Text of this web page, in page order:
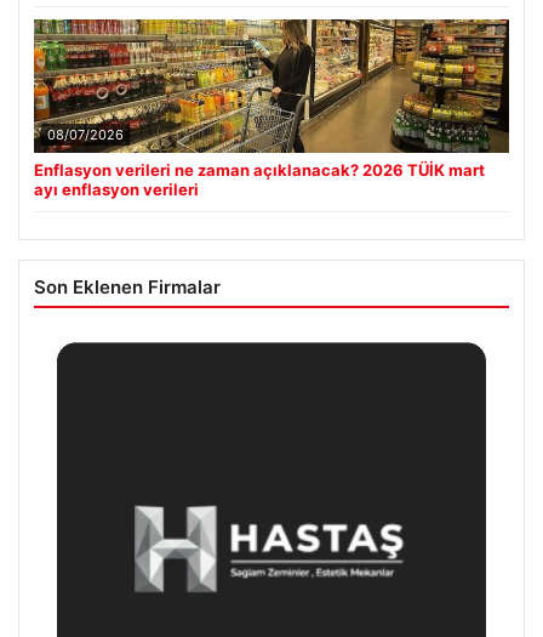
08/07/2026
Enflasyon verileri ne zaman açıklanacak? 2026 TÜİK mart
ayı enflasyon verileri
Son Eklenen Firmalar